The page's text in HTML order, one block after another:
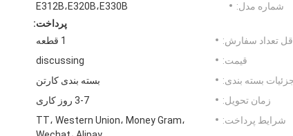
شماره مدل:
E312B،E320B،E330B
پرداخت:
تعداد سفارش:
1 قطعه
قیمت:
discussing
بسته بندی:
بسته بندی کارتن
زمان تحویل:
3-7 روز کاری
شرایط پرداخت:
TT، Western Union، Money Gram،